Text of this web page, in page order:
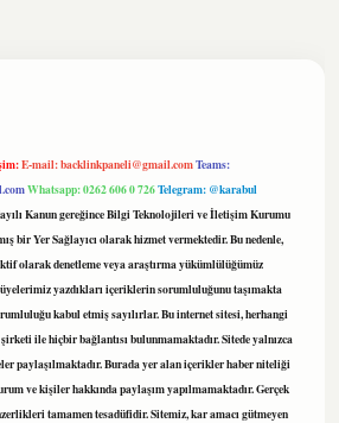
E-mail:backlinkpaneli@gmail.comTeams:
Whatsapp: 0262 606 0 726Telegram: @karabul
Kanun gereğince Bilgi Teknolojileri ve İletişim Kurumu
bir Yer Sağlayıcı olarak hizmet vermektedir. Bu nedenle,
olarak denetleme veya araştırma yükümlülüğümüz
yazdıkları içeriklerin sorumluluğunu taşımakta
kabul etmiş sayılırlar. Bu internet sitesi, herhangi
ile hiçbir bağlantısı bulunmamaktadır. Sitede yalnızca
paylaşılmaktadır. Burada yer alan içerikler haber niteliği
ve kişiler hakkında paylaşım yapılmamaktadır. Gerçek
tamamen tesadüfidir. Sitemiz, kar amacı gütmeyen